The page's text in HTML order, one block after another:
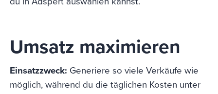
Umsatz maximieren
Einsatzzweck: Generiere so viele Verkäufe wie
möglich, während du die täglichen Kosten unter